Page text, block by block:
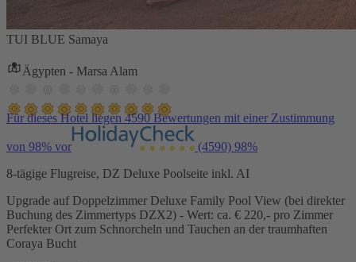
TUI BLUE Samaya
Ägypten - Marsa Alam
Für dieses Hotel liegen 4590 Bewertungen mit einer Zustimmung
von 98% vor (4590) 98%
8-tägige Flugreise, DZ Deluxe Poolseite inkl. AI
Upgrade auf Doppelzimmer Deluxe Family Pool View (bei direkter
Buchung des Zimmertyps DZX2) - Wert: ca. € 220,- pro Zimmer
Perfekter Ort zum Schnorcheln und Tauchen an der traumhaften
Coraya Bucht